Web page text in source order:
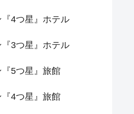
『4つ星』ホテル
『3つ星』ホテル
『5つ星』旅館
『4つ星』旅館